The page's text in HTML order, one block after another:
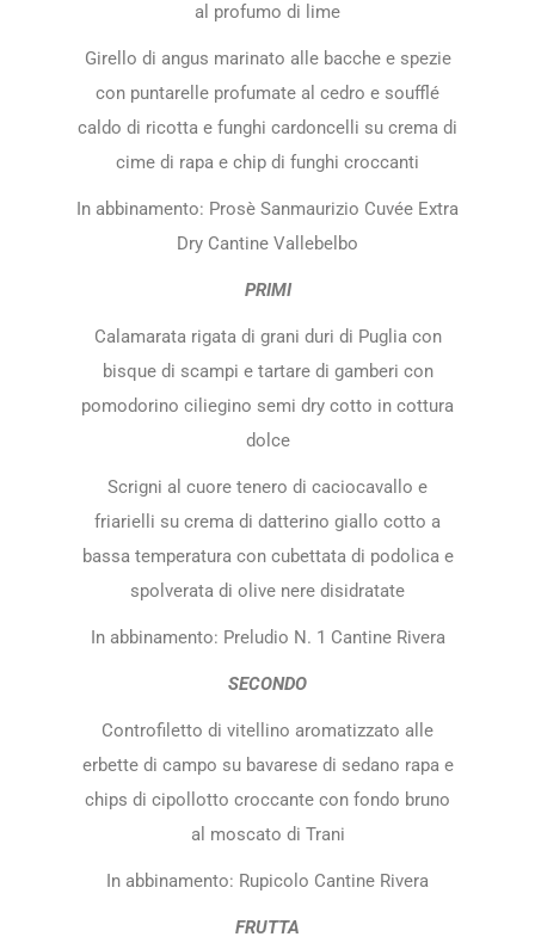
al profumo di lime
Girello di angus marinato alle bacche e spezie
con puntarelle profumate al cedro e soufflé
caldo di ricotta e funghi cardoncelli su crema di
cime di rapa e chip di funghi croccanti
In abbinamento: Prosè Sanmaurizio Cuvée Extra
Dry Cantine Vallebelbo
PRIMI
Calamarata rigata di grani duri di Puglia con
bisque di scampi e tartare di gamberi con
pomodorino ciliegino semi dry cotto in cottura
dolce
Scrigni al cuore tenero di caciocavallo e
friarielli su crema di datterino giallo cotto a
bassa temperatura con cubettata di podolica e
spolverata di olive nere disidratate
In abbinamento: Preludio N. 1 Cantine Rivera
SECONDO
Controfiletto di vitellino aromatizzato alle
erbette di campo su bavarese di sedano rapa e
chips di cipollotto croccante con fondo bruno
al moscato di Trani
In abbinamento: Rupicolo Cantine Rivera
FRUTTA